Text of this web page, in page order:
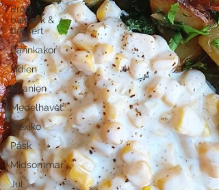
Bröd,
bakverk &
dessert
Pannkakor
Indien
Spanien
Medelhavet
Mexiko
Påsk
Midsommar
Jul